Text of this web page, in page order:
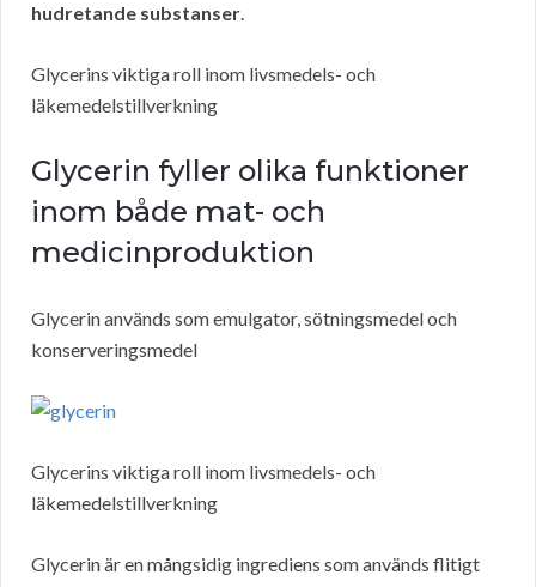
hudretande substanser.
Glycerins viktiga roll inom livsmedels- och
läkemedelstillverkning
Glycerin fyller olika funktioner
inom både mat- och
medicinproduktion
Glycerin används som emulgator, sötningsmedel och
konserveringsmedel
Glycerins viktiga roll inom livsmedels- och
läkemedelstillverkning
Glycerin är en mångsidig ingrediens som används flitigt